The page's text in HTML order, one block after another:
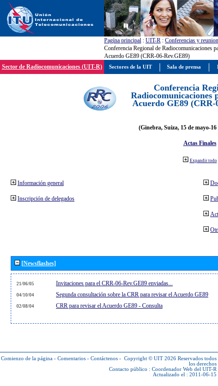
Pagína principal : UIT-R : Conferencias y
Conferencia Regional de Radiocomunicaciones
Acuerdo GE89 (CRR-06-Rev.GE89)
Sector de Radiocomunicaciones (UIT-R)
Conferencia
Radiocomunicaciones
Acuerdo GE89 (CRR-
(Ginebra, Suiza, 15 de mayo-
Actas Finales
Expandir todo
Información general
Inscripción de delegados
[Newsflashes]
21/06/05 Invitaciones para el CRR-06-Rev.GE89 enviadas...
04/10/04 Segunda consultación sobre la CRR para revisar el Acuerdo GE89
02/08/04 CRR para revisar el Acuerdo GE89 - Consulta
Comienzo de la página - Comentarios - Contáctenos - Copyright © UIT 2026 Reservados todos
los derechos
Contacto público : Coordenador Web del UIT-R
Actualizado el : 2011-06-15
Sectores de la UIT Sala de prensa